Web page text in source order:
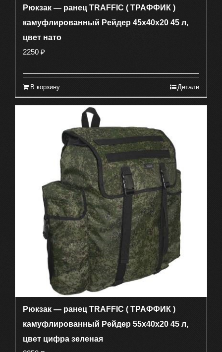
Рюкзак — ранец TRAFFIC ( ТРАФФИК )
камуфлированный Рейдер 45х40х20 45 л,
цвет нато
2250 ₽
В корзину Детали
Рюкзак — ранец TRAFFIC ( ТРАФФИК )
камуфлированный Рейдер 55х40х20 45 л,
цвет цифра зеленая